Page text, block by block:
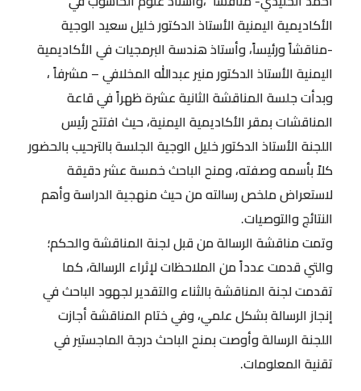
الأكاديمية اليمنية الأستاذ الدكتور خليل سعيد الوجية
-مناقشاً ورئيساً، وأستاذ هندسة البرمجيات في الأكاديمية
اليمنية الأستاذ الدكتور منير عبدالله المخلافي – مشرفاً ،
وبدأت جلسة المناقشة الثانية عشرة ظهراً في قاعة
المناقشات بمقر الأكاديمية اليمنية، حيث افتتح رئيس
اللجنة الأستاذ الدكتور خليل الوجية الجلسة بالترحيب بالحضور
كلاً بأسمه وصفته، ومنح الباحث خمسة عشر دقيقة
لاستعراض ملخص رسالته من حيث منهجية الدراسة وأهم
النتائج والتوصيات.
وتمت مناقشة الرسالة من قبل لجنة المناقشة والحكم؛
والتي قدمت عدداً من الملاحظات لإثراء الرسالة، كما
تقدمت لجنة المناقشة بالثناء والتقدير لجهود الباحث في
إنجاز الرسالة بشكل علمي، وفي ختام المناقشة أجازت
اللجنة الرسالة وأوصت بمنح الباحث درجة الماجستير في
تقنية المعلومات.